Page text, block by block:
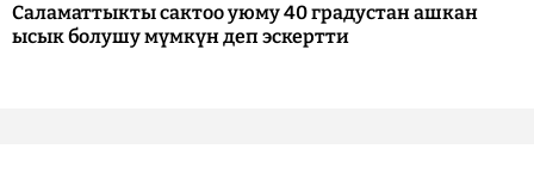
Саламаттыкты сактоо уюму 40 градустан ашкан
ысык болушу мүмкүн деп эскертти